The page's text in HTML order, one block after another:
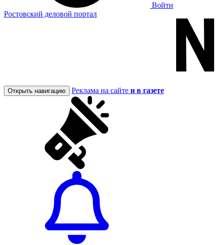
Войти
Ростовский деловой портал
Открыть навигацию Реклама на сайте и в газете